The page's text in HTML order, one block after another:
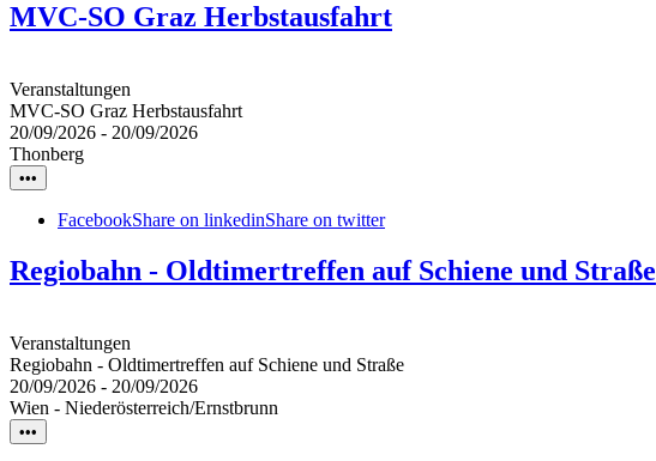
MVC-SO Graz Herbstausfahrt
Veranstaltungen
MVC-SO Graz Herbstausfahrt
20/09/2026 - 20/09/2026
Thonberg
•••
FacebookShare on linkedinShare on twitter
Regiobahn - Oldtimertreffen auf Schiene und Straße
Veranstaltungen
Regiobahn - Oldtimertreffen auf Schiene und Straße
20/09/2026 - 20/09/2026
Wien - Niederösterreich/Ernstbrunn
•••